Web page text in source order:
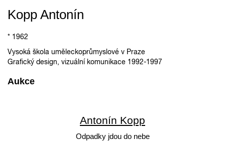
Kopp Antonín
* 1962
Vysoká škola uměleckoprůmyslové v Praze
Grafický design, vizuální komunikace 1992-1997
Aukce
Antonín Kopp
Odpadky jdou do nebe